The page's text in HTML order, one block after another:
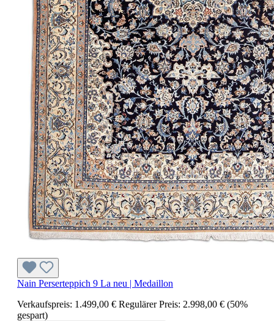
Nain Perserteppich 9 La neu | Medaillon
Verkaufspreis: 1.499,00 € Regulärer Preis: 2.998,00 € (50%
gespart)